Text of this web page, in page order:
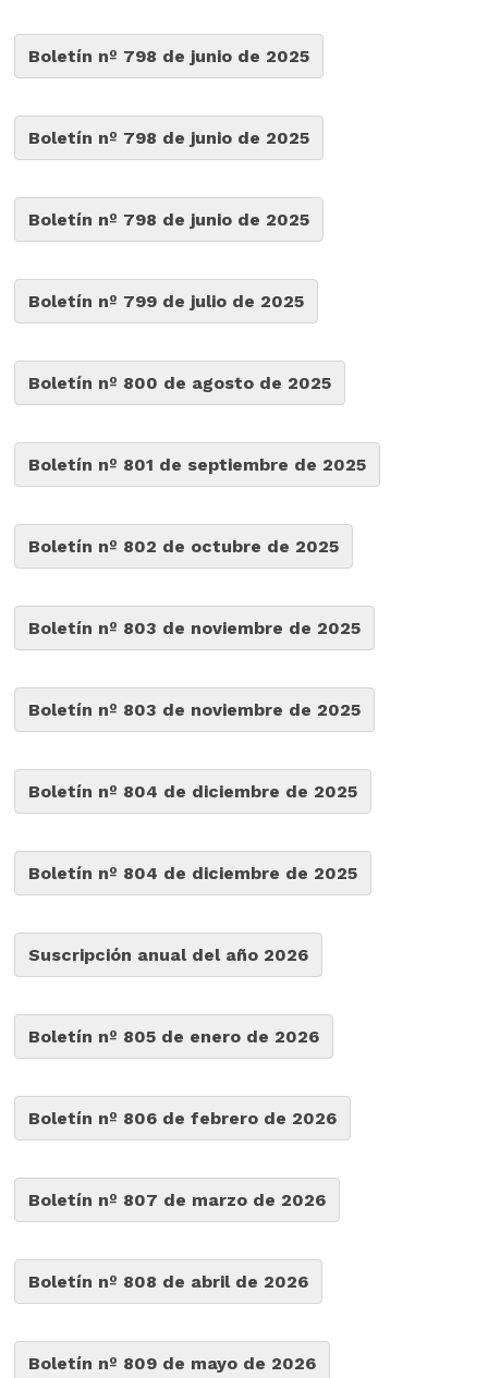
Boletín nº 798 de junio de 2025
Boletín nº 798 de junio de 2025
Boletín nº 798 de junio de 2025
Boletín nº 799 de julio de 2025
Boletín nº 800 de agosto de 2025
Boletín nº 801 de septiembre de 2025
Boletín nº 802 de octubre de 2025
Boletín nº 803 de noviembre de 2025
Boletín nº 803 de noviembre de 2025
Boletín nº 804 de diciembre de 2025
Boletín nº 804 de diciembre de 2025
Suscripción anual del año 2026
Boletín nº 805 de enero de 2026
Boletín nº 806 de febrero de 2026
Boletín nº 807 de marzo de 2026
Boletín nº 808 de abril de 2026
Boletín nº 809 de mayo de 2026